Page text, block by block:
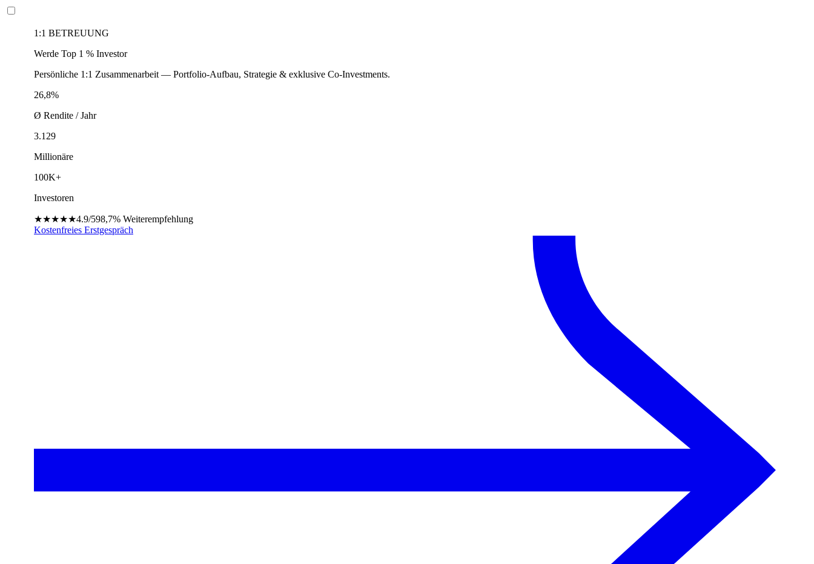
1:1 BETREUUNG
Werde Top 1 % Investor
Persönliche 1:1 Zusammenarbeit — Portfolio-Aufbau, Strategie & exklusive Co-Investments.
26,8%
Ø Rendite / Jahr
3.129
Millionäre
100K+
Investoren
★★★★★4.9/598,7% Weiterempfehlung
Kostenfreies Erstgespräch